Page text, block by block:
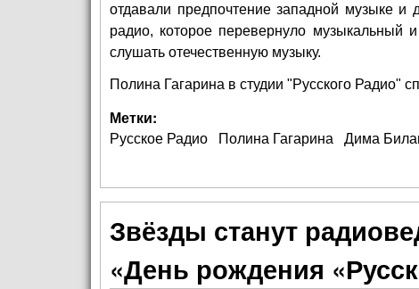
отдавали предпочтение западной музыке
радио, которое перевернуло
слушать отечественную музыку.
Полина Гагарина в студии "Русского Радио"
Метки:
Русское Радио Полина Гагарина Дима
Звёзды станут
«День рождения